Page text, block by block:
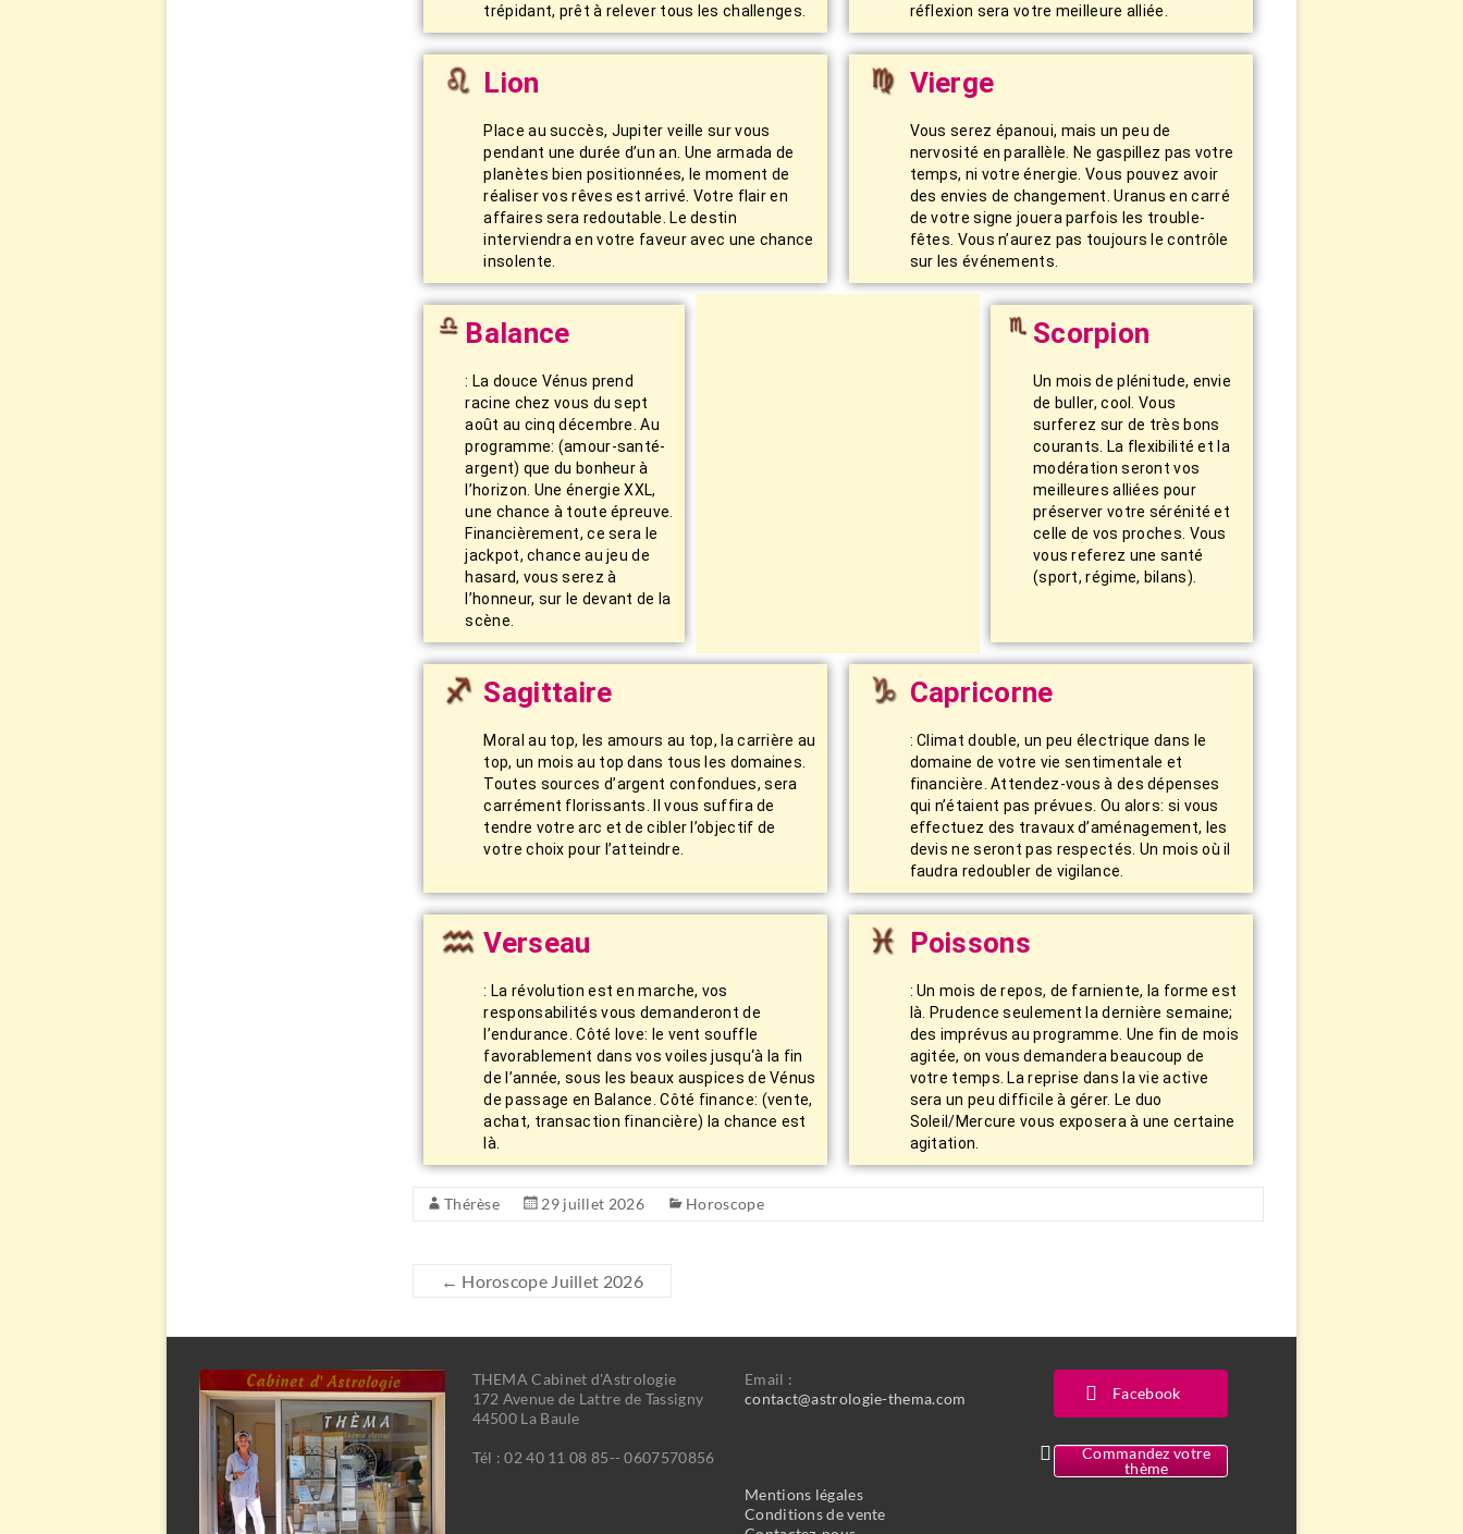
trépidant, prêt à relever tous les challenges.
réflexion sera votre meilleure alliée.
Lion
Place au succès, Jupiter veille sur vous
pendant une durée d’un an. Une armada de
planètes bien positionnées, le moment de
réaliser vos rêves est arrivé. Votre flair en
affaires sera redoutable. Le destin
interviendra en votre faveur avec une chance
insolente.
Vierge
Vous serez épanoui, mais un peu de
nervosité en parallèle. Ne gaspillez pas votre
temps, ni votre énergie. Vous pouvez avoir
des envies de changement. Uranus en carré
de votre signe jouera parfois les trouble-
fêtes. Vous n’aurez pas toujours le contrôle
sur les événements.
Balance
: La douce Vénus prend
racine chez vous du sept
août au cinq décembre. Au
programme: (amour-santé-
argent) que du bonheur à
l’horizon. Une énergie XXL,
une chance à toute épreuve.
Financièrement, ce sera le
jackpot, chance au jeu de
hasard, vous serez à
l’honneur, sur le devant de la
scène.
Scorpion
Un mois de plénitude, envie
de buller, cool. Vous
surferez sur de très bons
courants. La flexibilité et la
modération seront vos
meilleures alliées pour
préserver votre sérénité et
celle de vos proches. Vous
vous referez une santé
(sport, régime, bilans).
Sagittaire
Moral au top, les amours au top, la carrière au
top, un mois au top dans tous les domaines.
Toutes sources d’argent confondues, sera
carrément florissants. Il vous suffira de
tendre votre arc et de cibler l’objectif de
votre choix pour l’atteindre.
Capricorne
: Climat double, un peu électrique dans le
domaine de votre vie sentimentale et
financière. Attendez-vous à des dépenses
qui n’étaient pas prévues. Ou alors: si vous
effectuez des travaux d’aménagement, les
devis ne seront pas respectés. Un mois où il
faudra redoubler de vigilance.
Verseau
: La révolution est en marche, vos
responsabilités vous demanderont de
l’endurance. Côté love: le vent souffle
favorablement dans vos voiles jusqu‘à la fin
de l’année, sous les beaux auspices de Vénus
de passage en Balance. Côté finance: (vente,
achat, transaction financière) la chance est
là.
Poissons
: Un mois de repos, de farniente, la forme est
là. Prudence seulement la dernière semaine;
des imprévus au programme. Une fin de mois
agitée, on vous demandera beaucoup de
votre temps. La reprise dans la vie active
sera un peu difficile à gérer. Le duo
Soleil/Mercure vous exposera à une certaine
agitation.
Thérèse 29 juillet 2026 Horoscope
← Horoscope Juillet 2026
THEMA Cabinet d'Astrologie
172 Avenue de Lattre de Tassigny
44500 La Baule
Tél : 02 40 11 08 85-- 0607570856
Email :
contact@astrologie-thema.com
Mentions légales
Conditions de vente
Facebook
Commandez votre
thème